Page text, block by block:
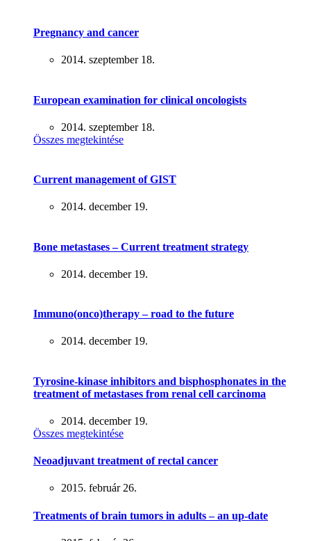
Pregnancy and cancer
2014. szeptember 18.
European examination for clinical oncologists
2014. szeptember 18.
Összes megtekintése
Current management of GIST
2014. december 19.
Bone metastases – Current treatment strategy
2014. december 19.
Immuno(onco)therapy – road to the future
2014. december 19.
Tyrosine-kinase inhibitors and bisphosphonates in the
treatment of metastases from renal cell carcinoma
2014. december 19.
Összes megtekintése
Neoadjuvant treatment of rectal cancer
2015. február 26.
Treatments of brain tumors in adults – an up-date